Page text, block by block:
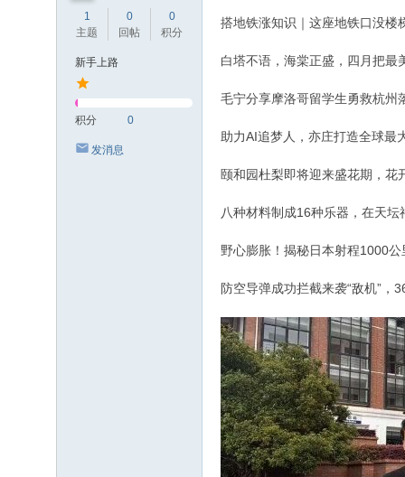
1
主题
0
回帖
0
积分
新手上路
积分 0
发消息
搭地铁涨知识｜这座地铁口没楼
白塔不语，海棠正盛，四月把最
毛宁分享摩洛哥留学生勇救杭州
助力AI追梦人，亦庄打造全球最
颐和园杜梨即将迎来盛花期，花
八种材料制成16种乐器，在天
野心膨胀！揭秘日本射程1000
防空导弹成功拦截来袭“敌机”，